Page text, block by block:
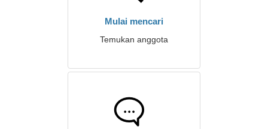
Mulai mencari
Temukan anggota